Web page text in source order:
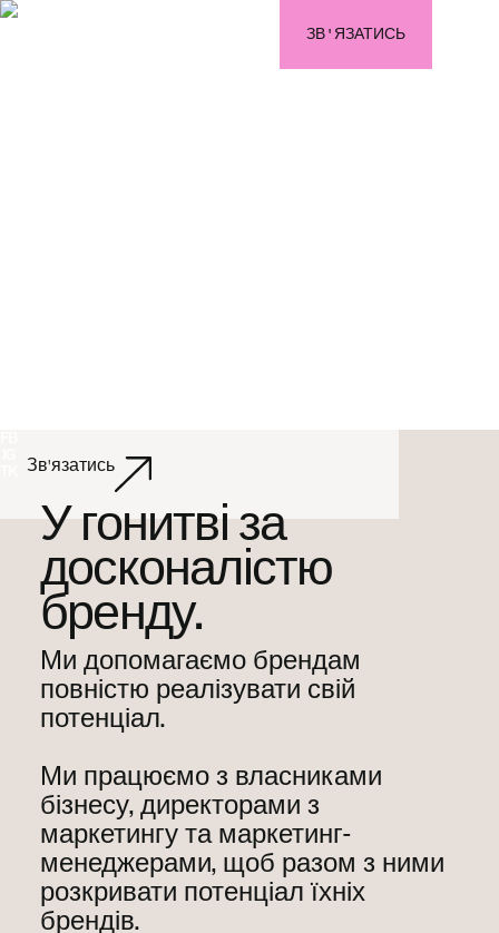
ЗВ'ЯЗАТИСЬ
Зв'язатись
У гонитві за
досконалістю
бренду.
Ми допомагаємо брендам
повністю реалізувати свій
потенціал.
Ми працюємо з власниками
бізнесу, директорами з
маркетингу та маркетинг-
менеджерами, щоб разом з ними
розкривати потенціал їхніх
брендів.